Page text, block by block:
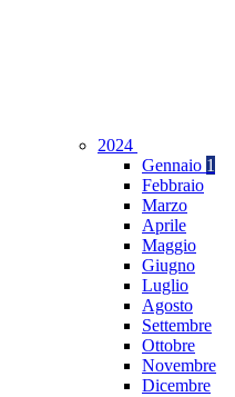
2024
Gennaio 1
Febbraio
Marzo
Aprile
Maggio
Giugno
Luglio
Agosto
Settembre
Ottobre
Novembre
Dicembre